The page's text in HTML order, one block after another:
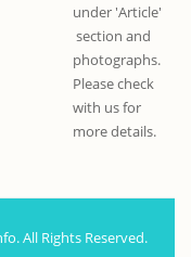
under 'Article'
section and
photographs.
Please check
with us for
more details.
Rights Reserved.